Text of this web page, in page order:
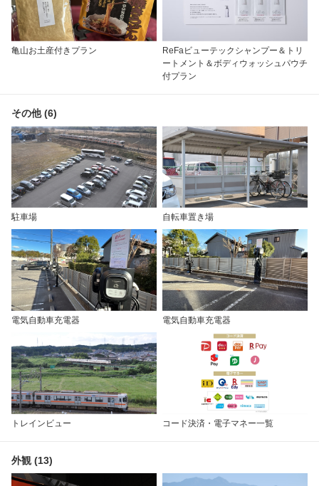
亀山お土産付きプラン
ReFaビューテックシャンプー＆トリ
ートメント＆ボディウォッシュパウチ
付プラン
その他 (6)
駐車場 自転車置き場
電気自動車充電器 電気自動車充電器
トレインビュー コード決済・電子マネー一覧
外観 (13)